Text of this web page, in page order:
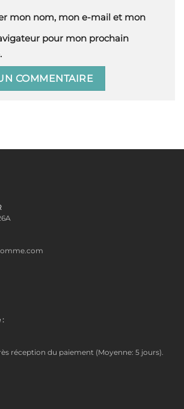
mon nom, mon e-mail et mon
pour mon prochain
:
réception du paiement (Moyenne: 5 jours).